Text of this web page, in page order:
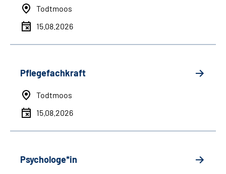
Todtmoos
15.08.2026
Pflegefachkraft
Todtmoos
15.08.2026
Psychologe*in